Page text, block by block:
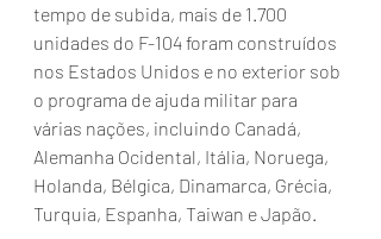
tempo de subida, mais de 1.700
unidades do F-104 foram construídos
nos Estados Unidos e no exterior sob
o programa de ajuda militar para
várias nações, incluindo Canadá,
Alemanha Ocidental, Itália, Noruega,
Holanda, Bélgica, Dinamarca, Grécia,
Turquia, Espanha, Taiwan e Japão.